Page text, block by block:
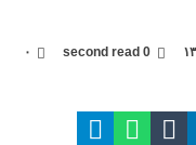
0 second read
۰